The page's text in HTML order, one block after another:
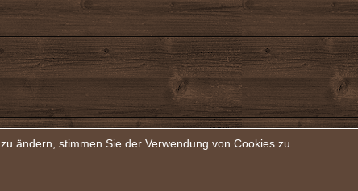
ändern, stimmen Sie der Verwendung von Cookies zu.